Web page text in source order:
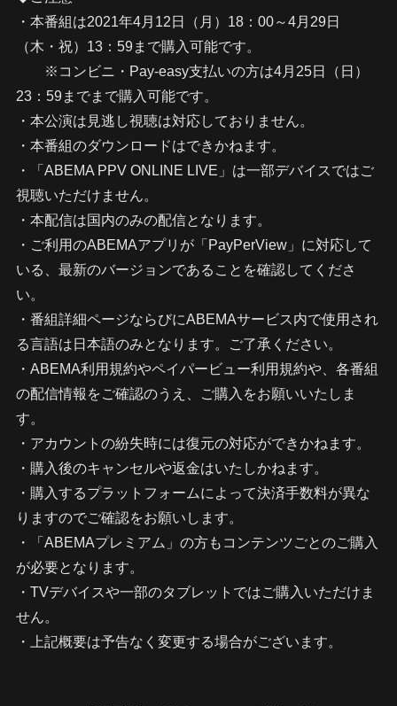
・本番組は2021年4月12日（月）18：00～4月29日
（木・祝）13：59まで購入可能です。
※コンビニ・Pay-easy支払いの方は4月25日（日）
23：59までまで購入可能です。
・本公演は見逃し視聴は対応しておりません。
・本番組のダウンロードはできかねます。
・「ABEMA PPV ONLINE LIVE」は一部デバイスではご
視聴いただけません。
・本配信は国内のみの配信となります。
・ご利用のABEMAアプリが「PayPerView」に対応して
いる、最新のバージョンであることを確認してくださ
い。
・番組詳細ページならびにABEMAサービス内で使用され
る言語は日本語のみとなります。ご了承ください。
・ABEMA利用規約やペイパービュー利用規約や、各番組
の配信情報をご確認のうえ、ご購入をお願いいたしま
す。
・アカウントの紛失時には復元の対応ができかねます。
・購入後のキャンセルや返金はいたしかねます。
・購入するプラットフォームによって決済手数料が異な
りますのでご確認をお願いします。
・「ABEMAプレミアム」の方もコンテンツごとのご購入
が必要となります。
・TVデバイスや一部のタブレットではご購入いただけま
せん。
・上記概要は予告なく変更する場合がございます。